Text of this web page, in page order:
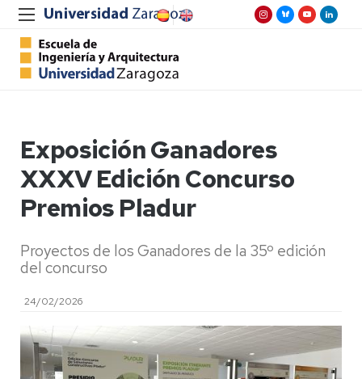
Exposición Ganadores
XXXV Edición Concurso
Premios Pladur
Proyectos de los Ganadores de la 35º edición
del concurso
24/02/2026